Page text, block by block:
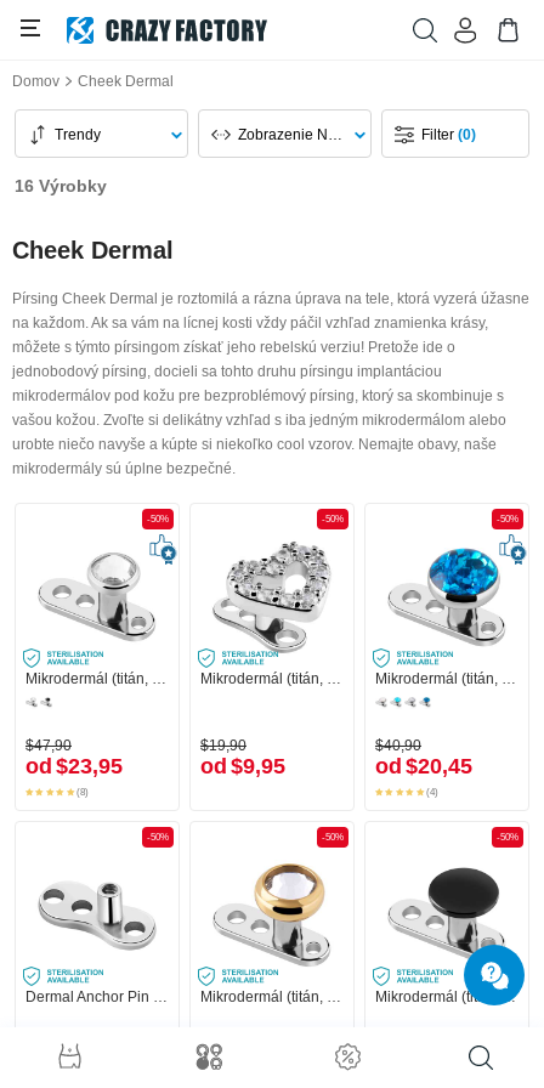
Domov Cheek Dermal
Trendy Zobrazenie Na Stránku Filter(0)
16 Výrobky
Cheek Dermal
Pírsing Cheek Dermal je roztomilá a rázna úprava na tele, ktorá vyzerá úžasne
na každom. Ak sa vám na lícnej kosti vždy páčil vzhľad znamienka krásy,
môžete s týmto pírsingom získať jeho rebelskú verziu! Pretože ide o
jednobodový pírsing, docieli sa tohto druhu pírsingu implantáciou
mikrodermálov pod kožu pre bezproblémový pírsing, ktorý sa skombinuje s
vašou kožou. Zvoľte si delikátny vzhľad s iba jedným mikrodermálom alebo
urobte niečo navyše a kúpte si niekoľko cool vzorov. Nemajte obavy, naše
mikrodermály sú úplne bezpečné.
-50%
Mikrodermál (titán, lesklý povrch) s Vnútorný závit a Kryštálový kameň
$47,90
od $23,95
(8)
-50%
Mikrodermál (titán, lesklý povrch) s ozdoba srdce a kryštálové kamene
$19,90
od $9,95
-50%
Mikrodermál (titán, lesklý povrch) s Vnútorný závit
$40,90
od $20,45
(4)
-50%
$27,90
-50%
$44,90
-50%
Mikrodermál (titán, lesklý povrch) s Vnútorný závit